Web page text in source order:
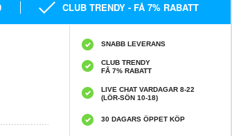
CLUB TRENDY - FÅ 7% RABATT
SNABB LEVERANS
CLUB TRENDY
FÅ 7% RABATT
LIVE CHAT VARDAGAR 8-22
(LÖR-SÖN 10-18)
30 DAGARS ÖPPET KÖP